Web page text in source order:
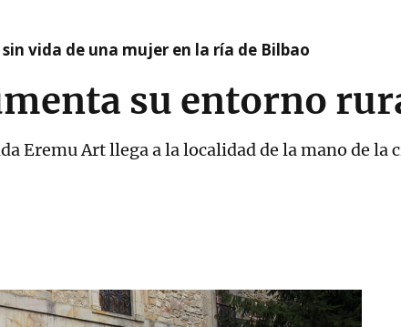
vida de una mujer en la ría de Bilbao
su entorno
Eremu Art llega a la localidad de la mano de la